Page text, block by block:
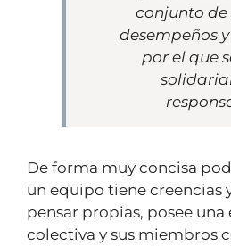
conjunto de
desempeños
por el que
De forma muy concisa
un equipo tiene creencias
pensar propias, posee
colectiva y sus miembros